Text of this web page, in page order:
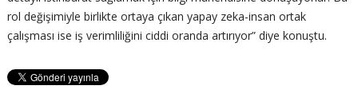
rol değişimiyle birlikte ortaya çıkan yapay zeka-insan ortak
çalışması ise iş verimliliğini ciddi oranda artırıyor” diye konuştu.